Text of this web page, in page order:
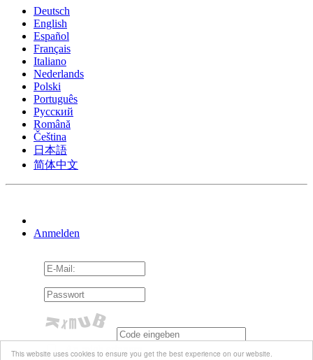
This website uses cookies to ensure you get the best experience on our website.
Deutsch
English
Español
Français
Italiano
Nederlands
Polski
Português
Pусский
Română
Čeština
日本語
简体中文
Anmelden
An mich erinnern